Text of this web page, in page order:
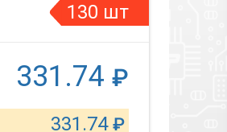
130 шт
331.74 ₽
331.74 ₽